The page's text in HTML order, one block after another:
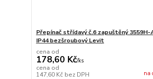
Přepínač střídavý č.6 zapuštěný 3559H-
IP44 bezšroubový Levit
cena od
178,60 Kč/ks
cena od
147,60 Kč bez DPH na